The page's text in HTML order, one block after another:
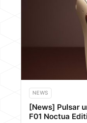
NEWS
[News] Pulsar
F01 Noctua